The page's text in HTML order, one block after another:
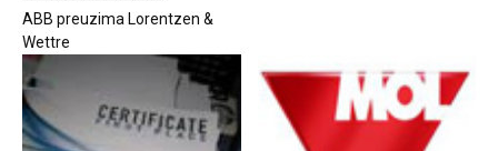
ABB preuzima Lorentzen &
Wettre